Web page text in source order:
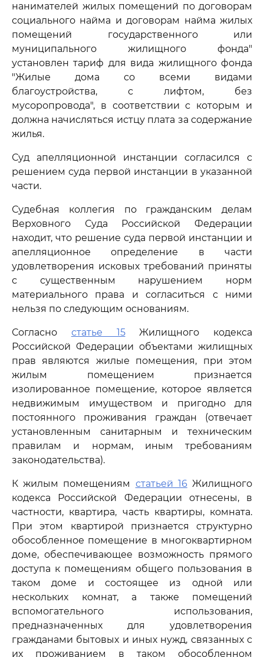
нанимателей жилых помещений по договорам
социального найма и договорам найма жилых
помещений государственного или
муниципального жилищного фонда"
установлен тариф для вида жилищного фонда
"Жилые дома со всеми видами
благоустройства, с лифтом, без
мусоропровода", в соответствии с которым и
должна начисляться истцу плата за содержание
жилья.
Суд апелляционной инстанции согласился с
решением суда первой инстанции в указанной
части.
Судебная коллегия по гражданским делам
Верховного Суда Российской Федерации
находит, что решение суда первой инстанции и
апелляционное определение в части
удовлетворения исковых требований приняты
с существенным нарушением норм
материального права и согласиться с ними
нельзя по следующим основаниям.
Согласно статье 15Жилищного кодекса
Российской Федерации объектами жилищных
прав являются жилые помещения, при этом
жилым помещением признается
изолированное помещение, которое является
недвижимым имуществом и пригодно для
постоянного проживания граждан (отвечает
установленным санитарным и техническим
правилам и нормам, иным требованиям
законодательства).
К жилым помещениям статьей 16Жилищного
кодекса Российской Федерации отнесены, в
частности, квартира, часть квартиры, комната.
При этом квартирой признается структурно
обособленное помещение в многоквартирном
доме, обеспечивающее возможность прямого
доступа к помещениям общего пользования в
таком доме и состоящее из одной или
нескольких комнат, а также помещений
вспомогательного использования,
предназначенных для удовлетворения
гражданами бытовых и иных нужд, связанных с
их проживанием в таком обособленном